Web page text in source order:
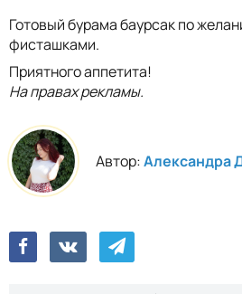
Готовый бурама баурсак по
фисташками.
Приятного аппетита!
На правах рекламы.
Автор:Александра